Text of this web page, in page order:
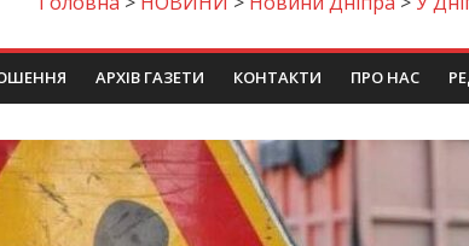
АРХІВ ГАЗЕТИ КОНТАКТИ ПРО НАС